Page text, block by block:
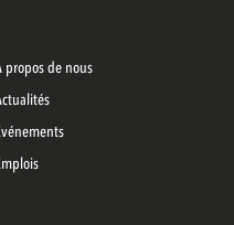
À propos de nous
Actualités
Événements
Emplois